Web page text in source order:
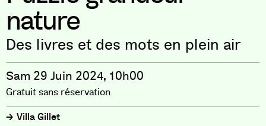
nature
Des livres et des mots en plein air
Sam 29 Juin 2024, 10h00
Gratuit sans réservation
Villa Gillet